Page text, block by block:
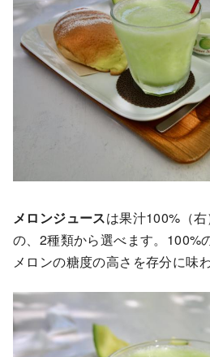
メロンジュースは果汁100%（
の、2種類から選べます。100%
メロンの糖度の高さを存分に味